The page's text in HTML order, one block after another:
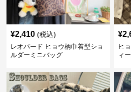
¥2,410 (税込)
レオパード ヒョウ柄巾着型ショ
ルダーミニバッグ
¥
ヒ
ィ